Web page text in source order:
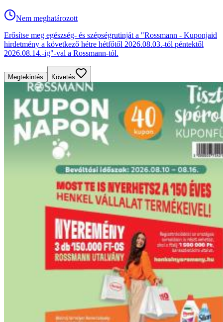
Nem meghatározott
Erősítse meg egészség- és szépségrutinját a "Rossmann - Kuponjaid
hirdetmény a következő hétre hétfőtől 2026.08.03.-tól péntektől
2026.08.14.-ig"-val a Rossmann-tól.
Megtekintés Követés